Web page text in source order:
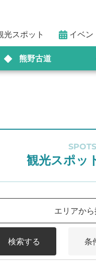
光スポット イベン
熊野古道
SPOTS
観光スポッ
エリアか
検索する 条